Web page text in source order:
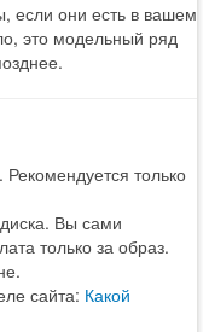
если они есть в вашем
это модельный ряд
Рекомендуется только
Вы сами
только за образ.
сайта: Какой